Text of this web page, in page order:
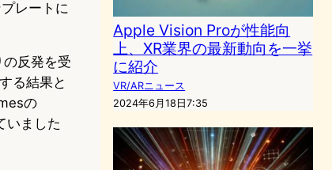
レートに
反発を受
る結果と
の
いました
Apple Vision Proが性能向
上、XR業界の最新動向を一挙
に紹介
VR/ARニュース
2024年6月18日7:35